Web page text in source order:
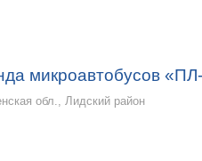
микроавтобусов
обл., Лидский район